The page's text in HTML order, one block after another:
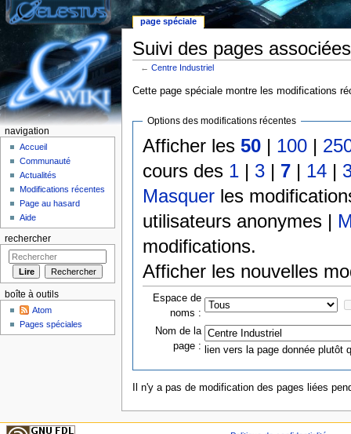
Suivi des pages
←Centre Industriel
Cette page spéciale montre les modifications
Options des modifications récentes
Afficher les50 | 100 |
cours des 1 | 3 | 7 | 14 |
Masquer les
utilisateurs anonymes |
modifications.
Afficher les nouvelles
Espace de
noms :
Nom de la
page : lien vers la page donnée plutôt
Il n'y a pas de modification des pages liées
page spéciale
navigation
Accueil
Communauté
Actualités
Modifications récentes
Page au hasard
Aide
rechercher
boîte à outils
Atom
Pages spéciales